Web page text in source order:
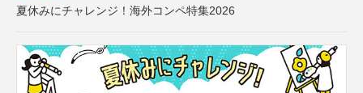
夏休みにチャレンジ！海外コンペ特集2026